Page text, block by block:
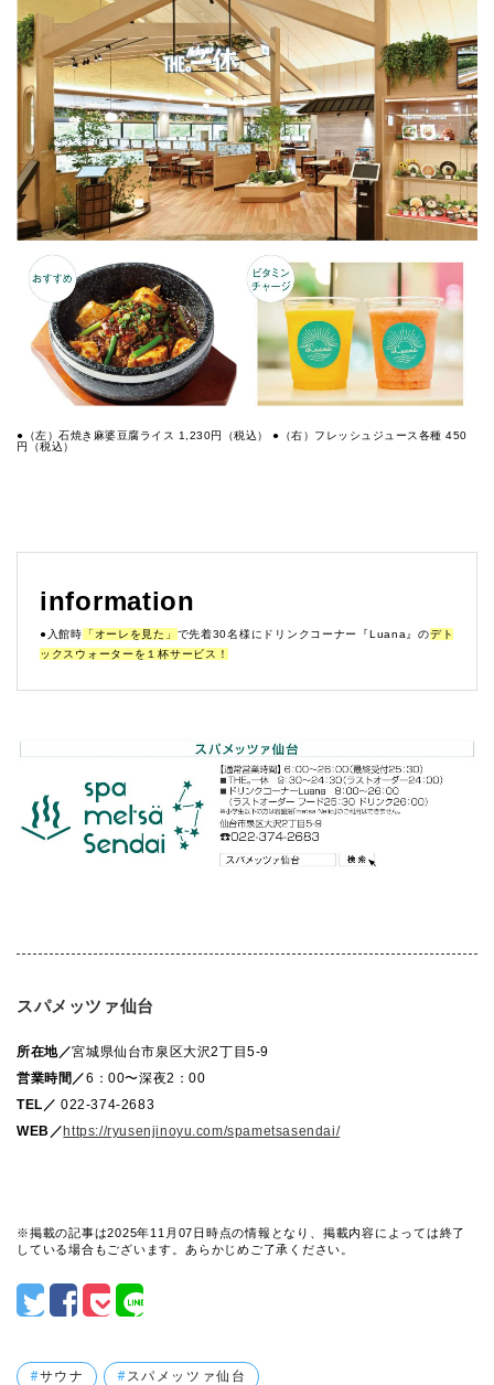
●（左）石焼き麻婆豆腐ライス 1,230円（税込） ●（右）フレッシュジュース各種 450
円（税込）
information
●入館時 「オーレを見た」 で先着30名様にドリンクコーナー『Luana』のデト
ックスウォーターを１杯サービス！
スパメッツァ仙台
所在地／宮城県仙台市泉区大沢2丁目5-9
営業時間／6：00〜深夜2：00
TEL／ 022-374-2683
WEB／https://ryusenjinoyu.com/spametsasendai/
※掲載の記事は2025年11月07日時点の情報となり、掲載内容によっては終了
している場合もございます。あらかじめご了承ください。
サウナ スパメッツァ仙台